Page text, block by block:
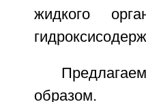
жидкого
образом.